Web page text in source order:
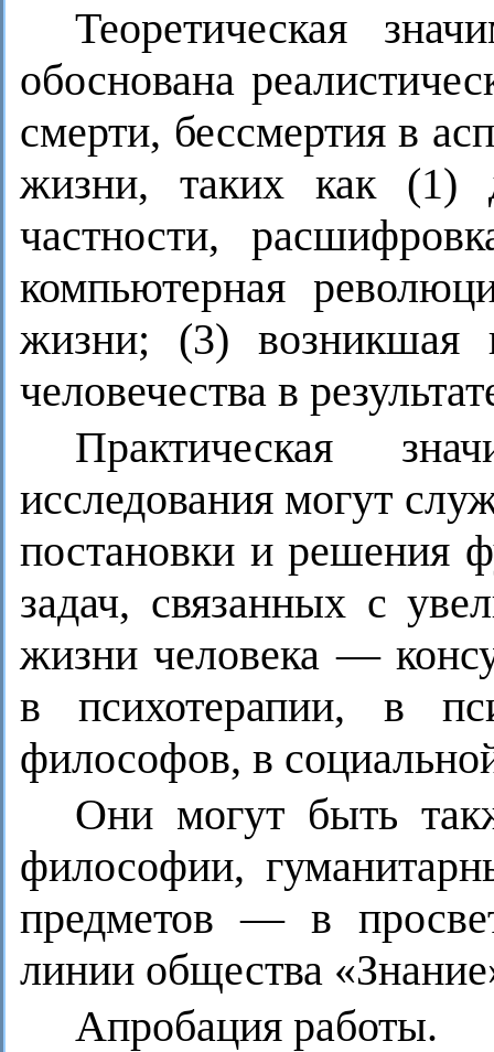
Теоретическая
обоснована
смерти, бессмертия в
жизни, таких как (1)
частности,
компьютерная
жизни; (3) возникшая
человечества в
Практическая
исследования могут
постановки и решения
задач, связанных с
жизни человека —
в психотерапии, в
философов, в
Они могут быть
философии,
предметов — в
линии общества
Апробация работы.